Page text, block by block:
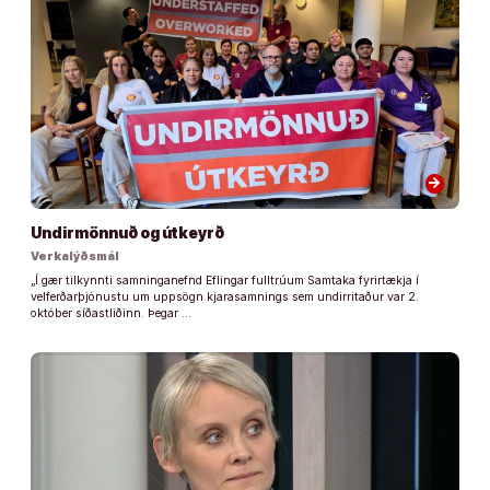
arrow_forward
Undirmönnuð og útkeyrð
Verkalýðsmál
„Í gær tilkynnti samninganefnd Eflingar fulltrúum Samtaka fyrirtækja í
velferðarþjónustu um uppsögn kjarasamnings sem undirritaður var 2.
október síðastliðinn. Þegar …